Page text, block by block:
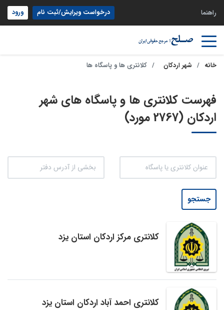
راهنما درخواست ویرایش/ثبت نام ورود
خانه شهر اردکان کلانتری ها و پاسگاه ها
فهرست کلانتری ها و پاسگاه های شهر
اردکان (2767 مورد)
جستجو
کلانتری مرکز اردکان استان یزد
کلانتری احمد آباد اردکان استان یزد